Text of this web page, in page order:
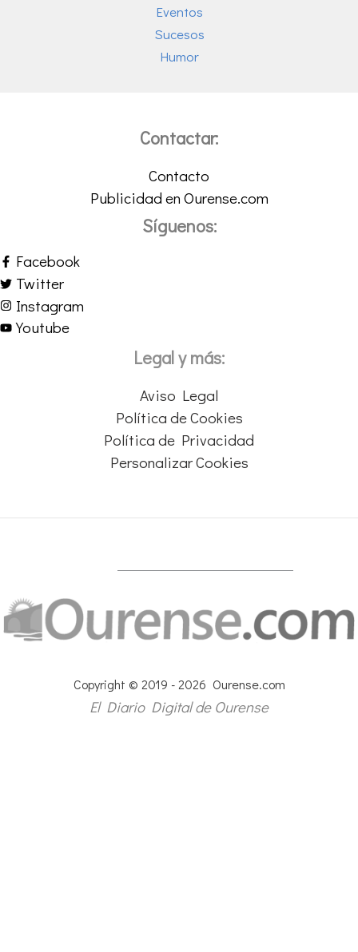
Eventos
Sucesos
Humor
Contactar:
Contacto
Publicidad en Ourense.com
Síguenos:
Facebook
Twitter
Instagram
Youtube
Legal y más:
Aviso Legal
Política de Cookies
Política de Privacidad
Personalizar Cookies
Copyright © 2019 - 2026 Ourense.com
El Diario Digital de Ourense